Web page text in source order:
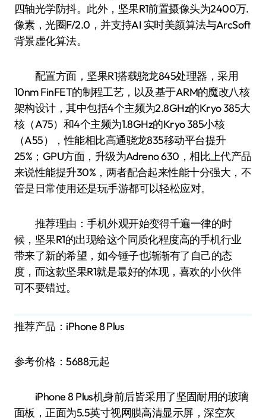
四轴光学防抖。此外，坚果R1前置摄像头为2400万.
像素，光圈F/2.0，并支持AI 实时美颜算法与ArcSoft
背景虚化算法。
配置方面，坚果R1搭载骁龙845处理器，采用
10nm FinFET的制程工艺，以及基于ARM的魔改八核
架构设计，其中包括4个主频为2.8GHz的Kryo 385大
核（A75）和4个主频为1.8GHz的Kryo 385小核
（A55），性能相比高通骁龙835移动平台提升
25%；GPU方面，升级为Adreno 630，相比上代产品
来说性能提升30%，两者配合起来性能十分强大，不
管是日常使用还是玩手游都可以轻松应对。
推荐理由：手机外观开始变得千遍一律的时
候，坚果R1的出现给这个同质化程度高的手机行业
带来了新的希望，如今锤子也渐渐有了自己的态
度，而这款坚果R1就是最好的体现，喜欢的小伙伴
可不要错过。
推荐产品：iPhone 8 Plus
参考价格：5688元起
iPhone 8 Plus机身前后皆采用了坚固耐用的玻璃
面板，正面为5.5英寸视网膜高清显示屏，深空灰